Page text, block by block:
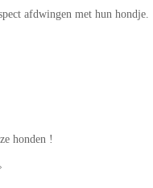
afdwingen met hun hondje.
honden !